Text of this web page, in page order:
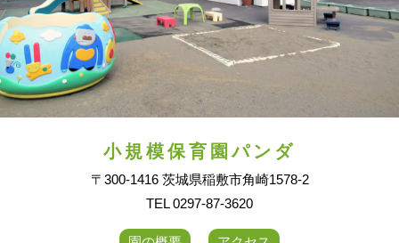
小規模保育園パンダ
〒300-1416 茨城県稲敷市角崎1578-2
TEL 0297-87-3620